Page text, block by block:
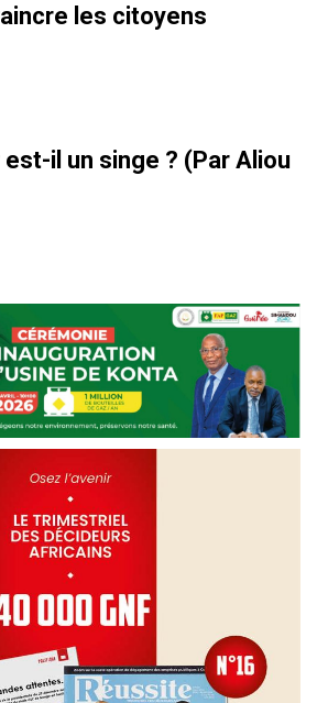
les citoyens
est-il un singe ? (Par Aliou